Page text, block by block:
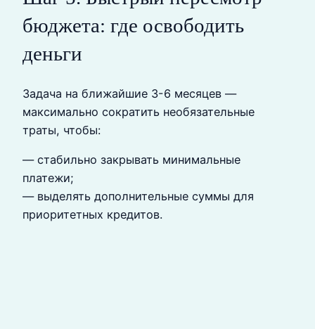
бюджета: где освободить
деньги
Задача на ближайшие 3-6 месяцев —
максимально сократить необязательные
траты, чтобы:
— стабильно закрывать минимальные
платежи;
— выделять дополнительные суммы для
приоритетных кредитов.